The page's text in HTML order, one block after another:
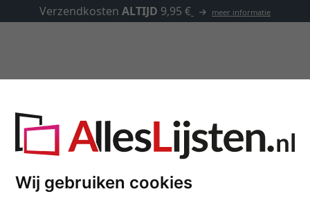
Wij gebruiken cookiesRandloze wissellijst